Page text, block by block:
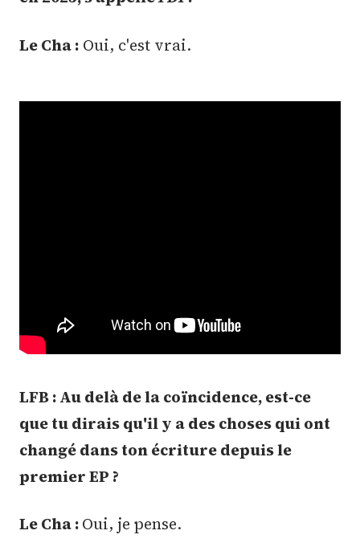
Le Cha : Oui, c'est vrai.
LFB : Au delà de la coïncidence, est-ce
que tu dirais qu'il y a des choses qui ont
changé dans ton écriture depuis le
premier EP ?
Le Cha :Oui, je pense.